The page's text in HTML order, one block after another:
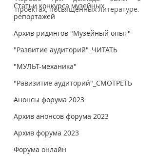
Статьи конкурса музейных
репортажей
Архив ридингов "Музейный опыт"
"Развитие аудиторий"_ЧИТАТЬ
"МУЛЬТ-механика"
"Равизитие аудиторий"_СМОТРЕТЬ
Анонсы форума 2023
Архив анонсов форума 2023
Архив форума 2023
Форума онлайн
проектах, посвященных литературе.